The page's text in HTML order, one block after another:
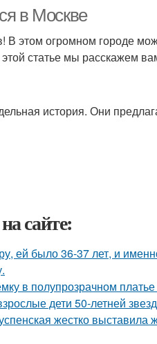
в Москве
В этом огромном городе
статье мы расскажем
история. Они
сайте:
ей было 36-37 лет, и
в полупрозрачном платье
дети 50-летней
жестко выставила